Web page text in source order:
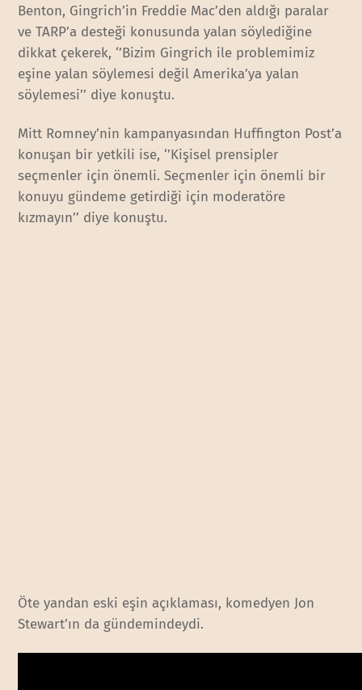
Benton, Gingrich’in Freddie Mac’den aldığı paralar
ve TARP’a desteği konusunda yalan söylediğine
dikkat çekerek, ‘’Bizim Gingrich ile problemimiz
eşine yalan söylemesi değil Amerika’ya yalan
söylemesi’’ diye konuştu.
Mitt Romney’nin kampanyasından Huffington Post’a
konuşan bir yetkili ise, ‘’Kişisel prensipler
seçmenler için önemli. Seçmenler için önemli bir
konuyu gündeme getirdiği için moderatöre
kızmayın’’ diye konuştu.
Öte yandan eski eşin açıklaması, komedyen Jon
Stewart’ın da gündemindeydi.